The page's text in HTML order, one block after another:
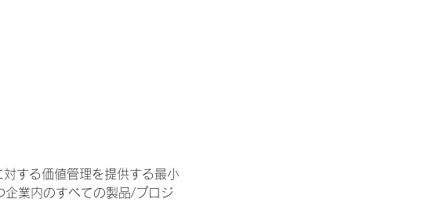
する価値管理を提供する最小
企業内のすべての製品/プロジ